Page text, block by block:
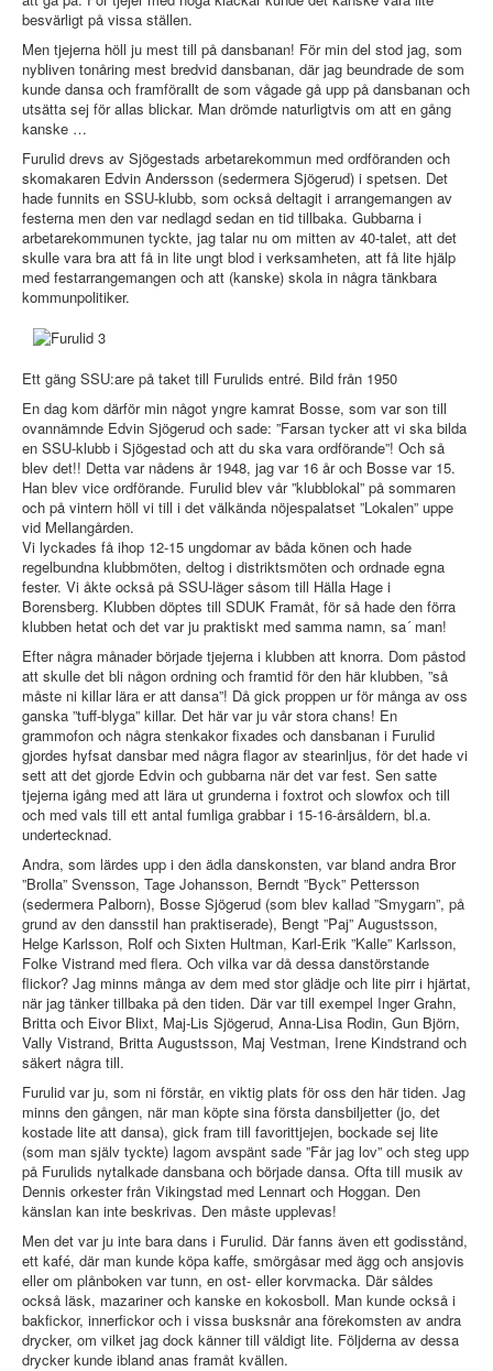
besvärligt på vissa ställen.
Men tjejerna höll ju mest till på dansbanan! För min del stod jag, som
nybliven tonåring mest bredvid dansbanan, där jag beundrade de som
kunde dansa och framförallt de som vågade gå upp på dansbanan och
utsätta sej för allas blickar. Man drömde naturligtvis om att en gång
kanske …
Furulid drevs av Sjögestads arbetarekommun med ordföranden och
skomakaren Edvin Andersson (sedermera Sjögerud) i spetsen. Det
hade funnits en SSU-klubb, som också deltagit i arrangemangen av
festerna men den var nedlagd sedan en tid tillbaka. Gubbarna i
arbetarekommunen tyckte, jag talar nu om mitten av 40-talet, att det
skulle vara bra att få in lite ungt blod i verksamheten, att få lite hjälp
med festarrangemangen och att (kanske) skola in några tänkbara
kommunpolitiker.
Ett gäng SSU:are på taket till Furulids entré. Bild från 1950
En dag kom därför min något yngre kamrat Bosse, som var son till
ovannämnde Edvin Sjögerud och sade: ”Farsan tycker att vi ska bilda
en SSU-klubb i Sjögestad och att du ska vara ordförande”! Och så
blev det!! Detta var nådens år 1948, jag var 16 år och Bosse var 15.
Han blev vice ordförande. Furulid blev vår ”klubblokal” på sommaren
och på vintern höll vi till i det välkända nöjespalatset ”Lokalen” uppe
vid Mellangården.
Vi lyckades få ihop 12-15 ungdomar av båda könen och hade
regelbundna klubbmöten, deltog i distriktsmöten och ordnade egna
fester. Vi åkte också på SSU-läger såsom till Hälla Hage i
Borensberg. Klubben döptes till SDUK Framåt, för så hade den förra
klubben hetat och det var ju praktiskt med samma namn, sa´ man!
Efter några månader började tjejerna i klubben att knorra. Dom påstod
att skulle det bli någon ordning och framtid för den här klubben, ”så
måste ni killar lära er att dansa”! Då gick proppen ur för många av oss
ganska ”tuff-blyga” killar. Det här var ju vår stora chans! En
grammofon och några stenkakor fixades och dansbanan i Furulid
gjordes hyfsat dansbar med några flagor av stearinljus, för det hade vi
sett att det gjorde Edvin och gubbarna när det var fest. Sen satte
tjejerna igång med att lära ut grunderna i foxtrot och slowfox och till
och med vals till ett antal fumliga grabbar i 15-16-årsåldern, bl.a.
undertecknad.
Andra, som lärdes upp i den ädla danskonsten, var bland andra Bror
”Brolla” Svensson, Tage Johansson, Berndt ”Byck” Pettersson
(sedermera Palborn), Bosse Sjögerud (som blev kallad ”Smygarn”, på
grund av den dansstil han praktiserade), Bengt ”Paj” Augustsson,
Helge Karlsson, Rolf och Sixten Hultman, Karl-Erik ”Kalle” Karlsson,
Folke Vistrand med flera. Och vilka var då dessa danstörstande
flickor? Jag minns många av dem med stor glädje och lite pirr i hjärtat,
när jag tänker tillbaka på den tiden. Där var till exempel Inger Grahn,
Britta och Eivor Blixt, Maj-Lis Sjögerud, Anna-Lisa Rodin, Gun Björn,
Vally Vistrand, Britta Augustsson, Maj Vestman, Irene Kindstrand och
säkert några till.
Furulid var ju, som ni förstår, en viktig plats för oss den här tiden. Jag
minns den gången, när man köpte sina första dansbiljetter (jo, det
kostade lite att dansa), gick fram till favorittjejen, bockade sej lite
(som man själv tyckte) lagom avspänt sade ”Får jag lov” och steg upp
på Furulids nytalkade dansbana och började dansa. Ofta till musik av
Dennis orkester från Vikingstad med Lennart och Hoggan. Den
känslan kan inte beskrivas. Den måste upplevas!
Men det var ju inte bara dans i Furulid. Där fanns även ett godisstånd,
ett kafé, där man kunde köpa kaffe, smörgåsar med ägg och ansjovis
eller om plånboken var tunn, en ost- eller korvmacka. Där såldes
också läsk, mazariner och kanske en kokosboll. Man kunde också i
bakfickor, innerfickor och i vissa busksnår ana förekomsten av andra
drycker, om vilket jag dock känner till väldigt lite. Följderna av dessa
drycker kunde ibland anas framåt kvällen.